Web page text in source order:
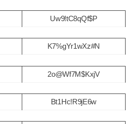
Uw9!tC8qQf$P
K7%gYr1wXz#N
2o@Wf7M$KxjV
Bt1Hc!R9jE6w